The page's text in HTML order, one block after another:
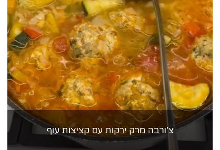
צ'ורבה מרק ירקות עם קציצות עוף